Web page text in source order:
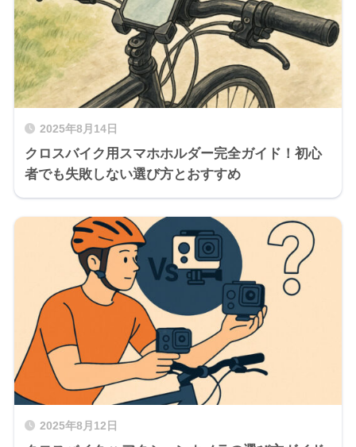
2025年8月14日
クロスバイク用スマホホルダー完全ガイド！初心
者でも失敗しない選び方とおすすめ
2025年8月12日